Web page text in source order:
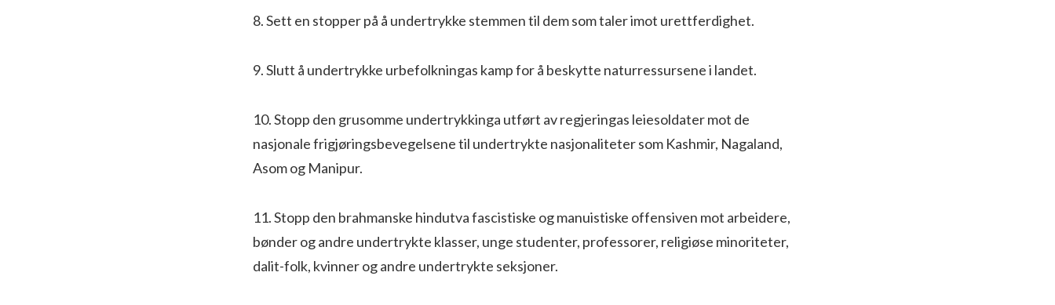
8. Sett en stopper på å undertrykke stemmen til dem som taler imot urettferdighet.
9. Slutt å undertrykke urbefolkningas kamp for å beskytte naturressursene i landet.
10. Stopp den grusomme undertrykkinga utført av regjeringas leiesoldater mot de
nasjonale frigjøringsbevegelsene til undertrykte nasjonaliteter som Kashmir, Nagaland,
Asom og Manipur.
11. Stopp den brahmanske hindutva fascistiske og manuistiske offensiven mot arbeidere,
bønder og andre undertrykte klasser, unge studenter, professorer, religiøse minoriteter,
dalit-folk, kvinner og andre undertrykte seksjoner.